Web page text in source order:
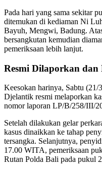
Pada hari yang sama sekitar
ditemukan di kediaman Ni
Bayuh, Mengwi, Badung.
bersangkutan kemudian
pemeriksaan lebih lanjut.
Resmi Dilaporkan dan
Keesokan harinya, Sabtu
Djelantik resmi melaporkan
nomor laporan LP/B/258/III/
Setelah dilakukan gelar
kasus dinaikkan ke tahap
tersangka. Selanjutnya,
17.00 WITA, pemeriksaan
Rutan Polda Bali pada pukul